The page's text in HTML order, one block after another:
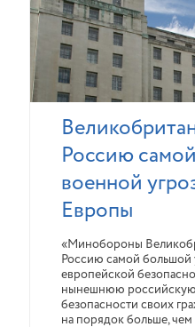
Россию
военной
Европы
«Минобороны
Россию самой большой
европейской
нынешнюю российскую
безопасности своих
на порядок больше,